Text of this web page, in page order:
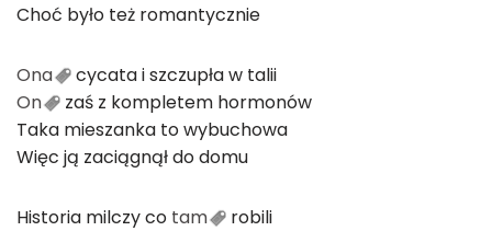
Choć było też romantycznie
Ona
cycata i szczupła w talii
On
zaś z kompletem hormonów
Taka mieszanka to wybuchowa
Więc ją zaciągnął do domu
Historia milczy co tam
robili